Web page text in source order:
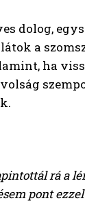
dolog,
a
ha
rá a
pont